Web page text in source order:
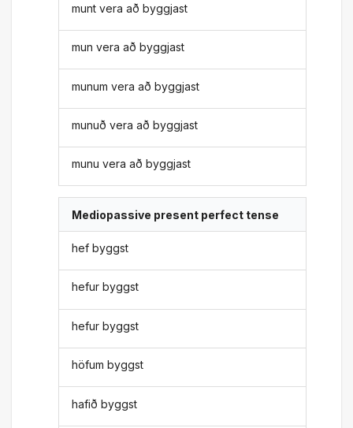
munt vera að byggjast
mun vera að byggjast
munum vera að byggjast
munuð vera að byggjast
munu vera að byggjast
Mediopassive present perfect tense
hef byggst
hefur byggst
hefur byggst
höfum byggst
hafið byggst